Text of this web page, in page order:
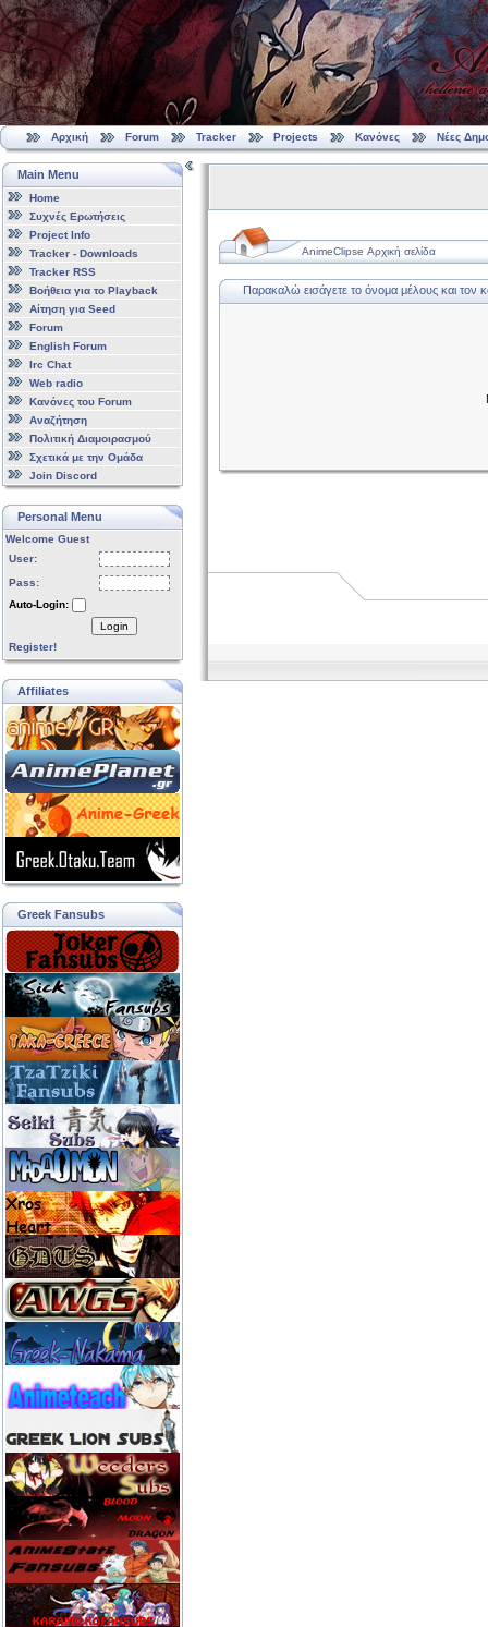
Αρχική Forum Tracker Projects Κανόνες Νέες
Main Menu
Home
Συχνές Ερωτήσεις
Project Info
Tracker - Downloads
Tracker RSS
Βοήθεια για το Playback
Αίτηση για Seed
Forum
English Forum
Irc Chat
Web radio
Κανόνες του Forum
Αναζήτηση
Πολιτική Διαμοιρασμού
Σχετικά με την Ομάδα
Join Discord
Personal Menu
Welcome Guest
User:
Pass:
Auto-Login:
Login
Register!
Affiliates
Greek Fansubs
AnimeClipse Αρχική σελίδα
Παρακαλώ εισάγετε το όνομα μέλους και τον